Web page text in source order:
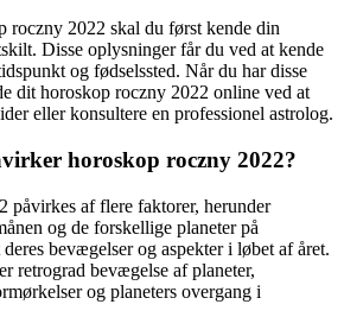
roczny 2022 skal du først kende din
Disse oplysninger får du ved at kende
og fødselssted. Når du har disse
dit horoskop roczny 2022 online ved at
eller konsultere en professionel astrolog.
horoskop roczny 2022?
påvirkes af flere faktorer, herunder
og de forskellige planeter på
bevægelser og aspekter i løbet af året.
retrograd bevægelse af planeter,
og planeters overgang i